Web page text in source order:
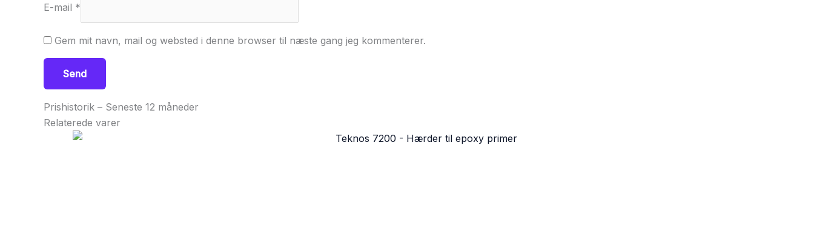
E-mail *
Gem mit navn, mail og websted i denne browser til næste gang jeg kommenterer.
Prishistorik – Seneste 12 måneder
Relaterede varer